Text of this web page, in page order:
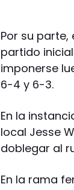
Por su parte,
partido
imponerse
6-4 y 6-3.
En la
local Jesse
doblegar al
En la rama